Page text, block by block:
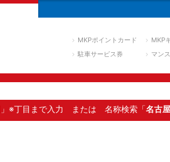
MKPポイントカード
MKP
駐車サービス券
マン
」※丁目まで入力 または 名称検索「名古